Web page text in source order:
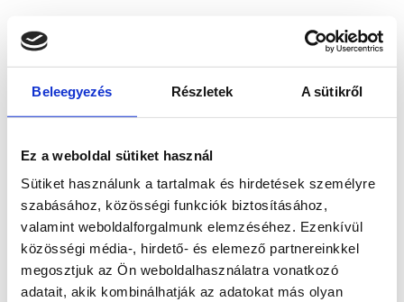
Beleegyezés Részletek A sütikről
Ez a weboldal sütiket használ
Sütiket használunk a tartalmak és hirdetések személyre
szabásához, közösségi funkciók biztosításához,
valamint weboldalforgalmunk elemzéséhez. Ezenkívül
közösségi média-, hirdető- és elemező partnereinkkel
megosztjuk az Ön weboldalhasználatra vonatkozó
adatait, akik kombinálhatják az adatokat más olyan